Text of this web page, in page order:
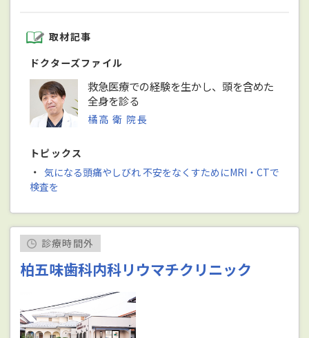
取材記事
ドクターズファイル
救急医療での経験を生かし、頭を含めた
全身を診る
橘高 衛 院長
トピックス
・ 気になる頭痛やしびれ 不安をなくすためにMRI・CTで
検査を
診療時間外
柏五味歯科内科リウマチクリニック